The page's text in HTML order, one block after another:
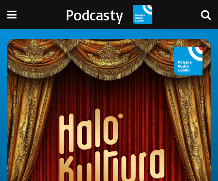
Podcasty